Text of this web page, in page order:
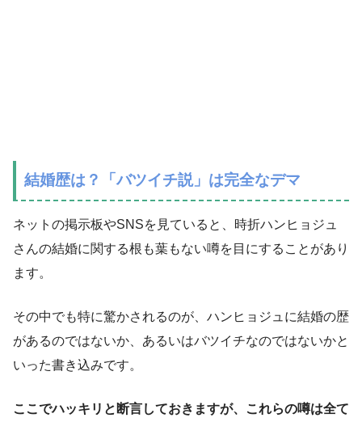
結婚歴は？「バツイチ説」は完全なデマ
ネットの掲示板やSNSを見ていると、時折ハンヒョジュ
さんの結婚に関する根も葉もない噂を目にすることがあり
ます。
その中でも特に驚かされるのが、ハンヒョジュに結婚の歴
があるのではないか、あるいはバツイチなのではないかと
いった書き込みです。
ここでハッキリと断言しておきますが、これらの噂は全て